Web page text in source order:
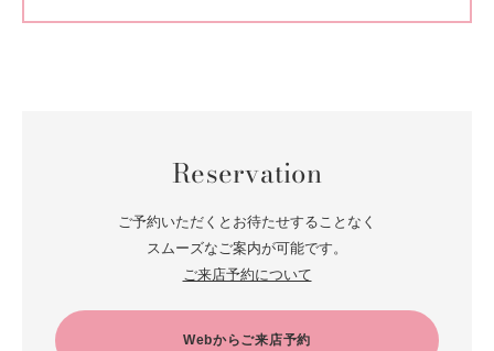
Reservation
ご予約いただくとお待たせすることなく
スムーズなご案内が可能です。
ご来店予約について
Webからご来店予約